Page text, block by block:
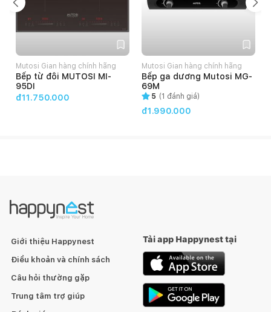
Mutosi Gian hàng chính hãng
Bếp từ đôi MUTOSI MI-
95DI
đ11.750.000
Mutosi Gian hàng chính hãng
Bếp ga dương Mutosi MG-
69M
5 (1 đánh giá)
đ1.990.000
Giới thiệu Happynest
Điều khoản và chính sách
Câu hỏi thường gặp
Trung tâm trợ giúp
Tải app Happynest tại